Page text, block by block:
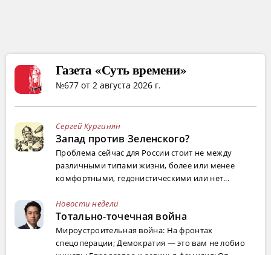
Газета «Суть времени»
№677 от 2 августа 2026 г.
Сергей Кургинян
Запад против Зеленского?
Проблема сейчас для России стоит не между
различными типами жизни, более или менее
комфортными, гедонистическими или нет...
Новости недели
Тотально-точечная война
Мироустроительная война: На фронтах
спецоперации; Демократия — это вам не лобио